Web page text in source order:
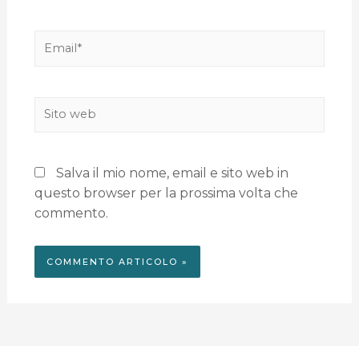
Salva il mio nome, email e sito web in
questo browser per la prossima volta che
commento.